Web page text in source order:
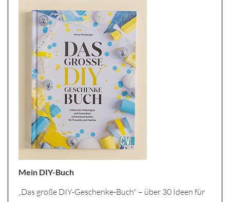
Mein DIY-Buch
„Das große DIY-Geschenke-Buch" – über 30 Ideen für